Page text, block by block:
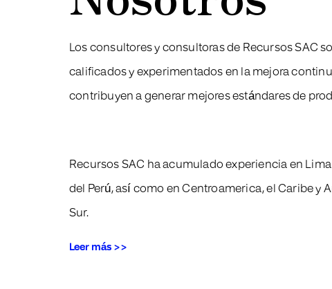
Los consultores y consultoras de Recursos SAC
calificados y experimentados en la mejora
contribuyen a generar mejores estándares de
Recursos SAC ha acumulado experiencia en
del Perú, así como en Centroamerica, el Caribe y
Sur.
Leer más >>